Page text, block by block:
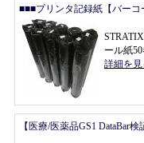
■■■プリンタ記録紙【バー
ール紙
詳細を
【医療/医薬品GS1 DataBar